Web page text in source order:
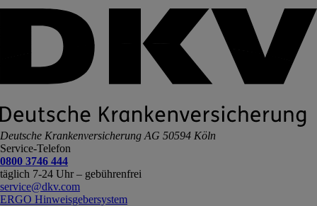
Deutsche Krankenversicherung AG 50594 Köln
Service-Telefon
0800 3746 444
täglich 7-24 Uhr – gebührenfrei
service@dkv.com
ERGO Hinweisgebersystem